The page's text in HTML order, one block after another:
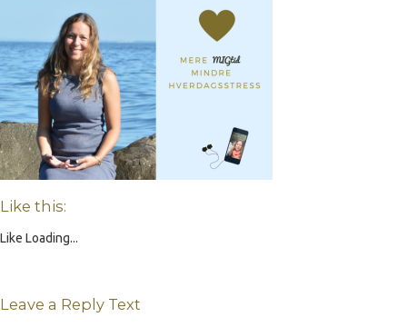
Like this:
Like Loading...
Leave a Reply Text